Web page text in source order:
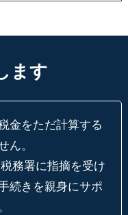
ます
金をただ計算する
ん。
務署に指摘を受け
続きを親身にサポ